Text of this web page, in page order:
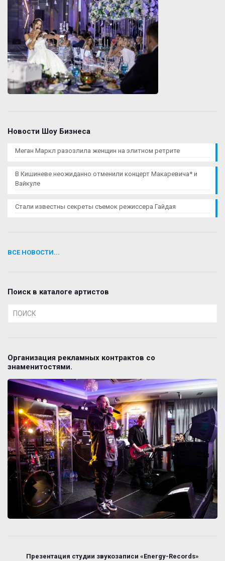
Новости Шоу Бизнеса
Меган Маркл разозлила женщин на элитном ретрите
В Кишиневе неожиданно отменили концерт Макаревича* и
Вайкуле
Стали известны секреты съемок режиссера Гайдая
ВСЕ НОВОСТИ...
Поиск в каталоге артистов
Организация рекламных контрактов со
знаменитостями.
Презентация студии звукозаписи «Energy-Records»